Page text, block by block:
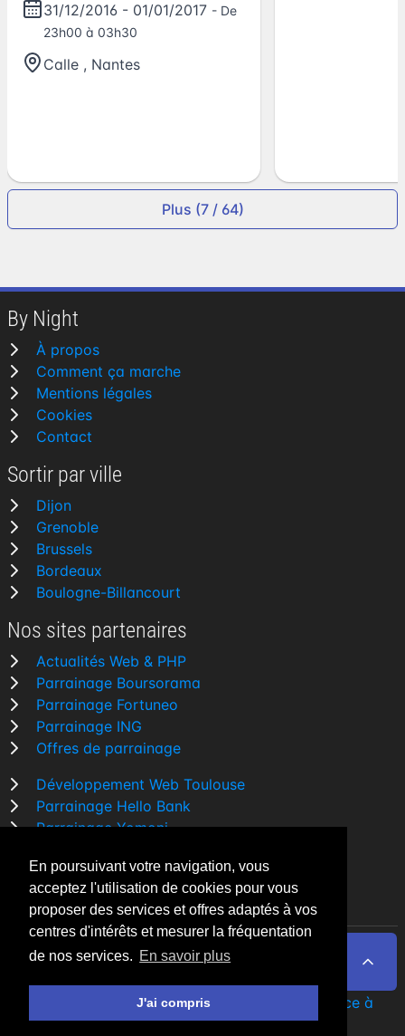
En poursuivant votre navigation, vous
acceptez l'utilisation de cookies pour vous
proposer des services et offres adaptés à vos
centres d'intérêts et mesurer la fréquentation
de nos services. En savoir plus
J'ai compris
31/12/2016 - 01/01/2017 - De
23h00 à 03h30
Calle , Nantes
Plus (7 / 64)
By Night
À propos
Comment ça marche
Mentions légales
Cookies
Contact
Sortir par ville
Dijon
Grenoble
Brussels
Bordeaux
Boulogne-Billancourt
Nos sites partenaires
Actualités Web & PHP
Parrainage Boursorama
Parrainage Fortuneo
Parrainage ING
Offres de parrainage
Développement Web Toulouse
Parrainage Hello Bank
Parrainage Yomoni
Comparatif banque
By Night v5.7.3| © 2026 - Tous droits réservés
par undéveloppeur Web Freelance à
Toulouse